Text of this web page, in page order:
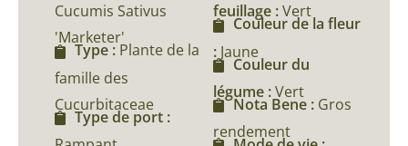
Cucumis Sativus
'Marketer'
Type : Plante de la
famille des
Cucurbitaceae
Type de port :
feuillage :Vert
Couleur de la fleur
: Jaune
Couleur du
légume :Vert
Nota Bene : Gros
rendement